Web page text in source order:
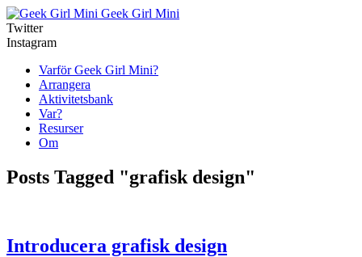
Geek Girl Mini
Twitter
Instagram
Varför Geek Girl Mini?
Arrangera
Aktivitetsbank
Var?
Resurser
Om
Posts Tagged "grafisk design"
Introducera grafisk design